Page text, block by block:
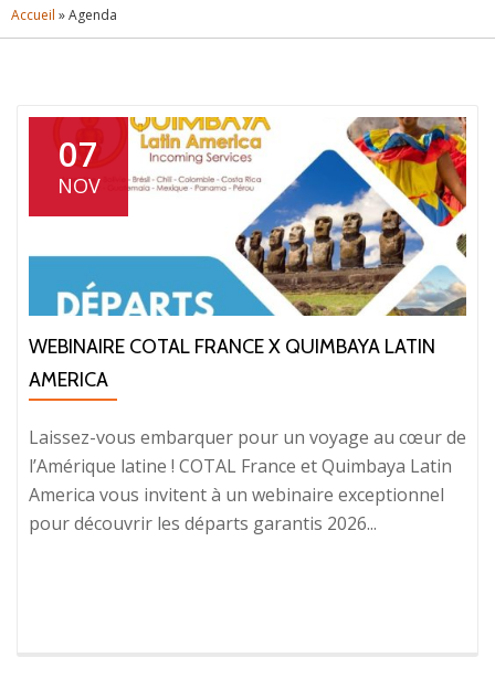
Accueil »Agenda
07
NOV
WEBINAIRE COTAL FRANCE X QUIMBAYA LATIN
AMERICA
Laissez-vous embarquer pour un voyage au cœur de
l’Amérique latine ! COTAL France et Quimbaya Latin
America vous invitent à un webinaire exceptionnel
pour découvrir les départs garantis 2026...